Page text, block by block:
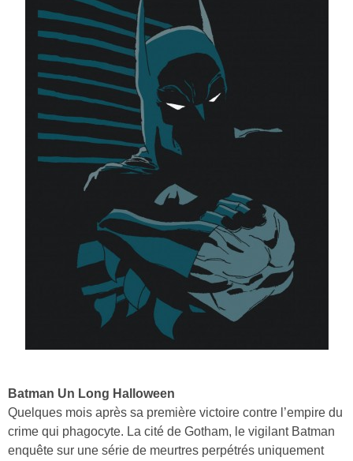
Batman Un Long Halloween
Quelques mois après sa première victoire contre l’empire du
crime qui phagocyte. La cité de Gotham, le vigilant Batman
enquête sur une série de meurtres perpétrés uniquement